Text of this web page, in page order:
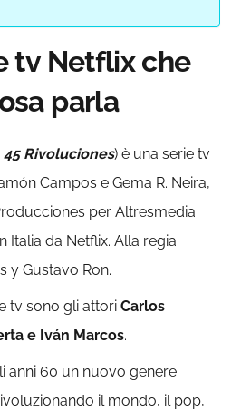
tv Netflix che
parla
45 Rivoluciones) è una serie tv
Campos e Gema R. Neira,
per Altresmedia
Italia da Netflix. Alla regia
y Gustavo Ron.
tv sono gli attoriCarlos
e Iván Marcos.
anni 60 un nuovo genere
il mondo, il pop,